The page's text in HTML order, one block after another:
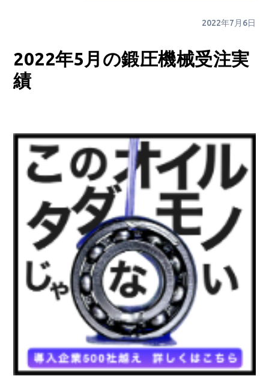
2022年7月6日
2022年5月の鍛圧機械受注実
績